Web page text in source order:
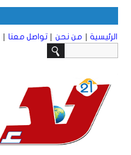
الرئيسية | من نحن | تواصل معنا |